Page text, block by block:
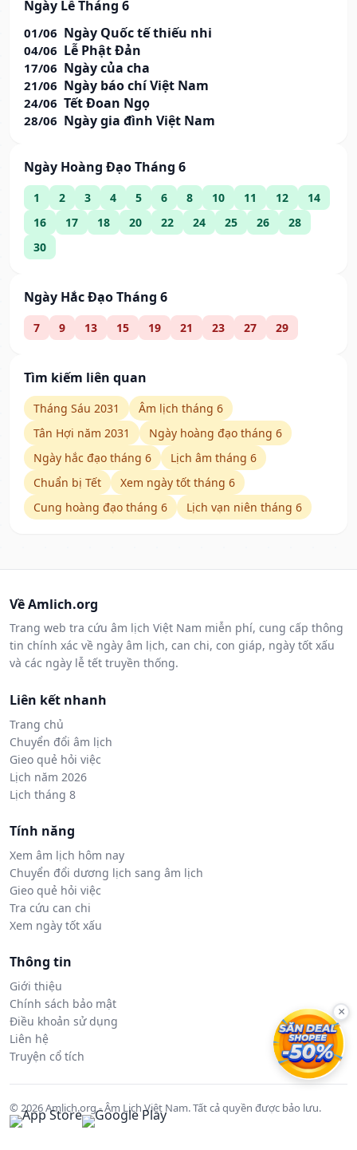
Ngày Lễ Tháng 6
01/06 Ngày Quốc tế thiếu nhi
04/06 Lễ Phật Đản
17/06 Ngày của cha
21/06 Ngày báo chí Việt Nam
24/06 Tết Đoan Ngọ
28/06 Ngày gia đình Việt Nam
Ngày Hoàng Đạo Tháng 6
1 2 3 4 5 6 8 10 11 12
14
16
17 18 20 22 24 25 26
28
30
Ngày Hắc Đạo Tháng 6
7 9 13 15 19 21 23 27 29
Tìm kiếm liên quan
Tháng Sáu 2031
Âm lịch tháng 6
Tân Hợi năm 2031
Ngày hoàng đạo tháng 6
Ngày hắc đạo tháng 6
Lịch âm tháng 6
Chuẩn bị Tết
Xem ngày tốt tháng 6
Cung hoàng đạo tháng 6
Lịch vạn niên tháng 6
Về Amlich.org
Trang web tra cứu âm lịch Việt Nam miễn phí, cung cấp thông
tin chính xác về ngày âm lịch, can chi, con giáp, ngày tốt xấu
và các ngày lễ tết truyền thống.
Liên kết nhanh
Trang chủ
Chuyển đổi âm lịch
Gieo quẻ hỏi việc
Lịch năm 2026
Lịch tháng 8
Tính năng
Xem âm lịch hôm nay
Chuyển đổi dương lịch sang âm lịch
Gieo quẻ hỏi việc
Tra cứu can chi
Xem ngày tốt xấu
Thông tin
Giới thiệu
Chính sách bảo mật
Điều khoản sử dụng
Liên hệ
Truyện cổ tích
© 2026 Amlich.org - Âm Lịch Việt Nam. Tất cả quyền được bảo lưu.
×